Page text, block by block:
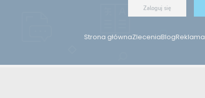
Zaloguj się
Strona głównaZleceniaBlogReklama